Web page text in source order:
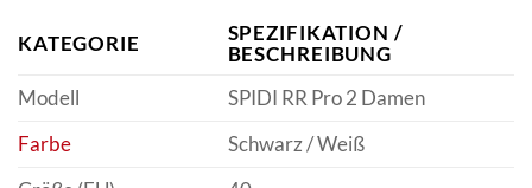
KATEGORIE
SPEZIFIKATION /
BESCHREIBUNG
Modell
SPIDI RR Pro 2 Damen
Farbe
Schwarz / Weiß